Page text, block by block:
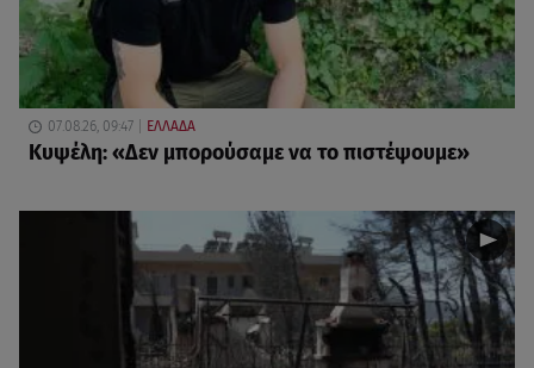
07.08.26, 09:47 ΕΛΛΑΔΑ
Κυψέλη: «Δεν μπορούσαμε να το πιστέψουμε»